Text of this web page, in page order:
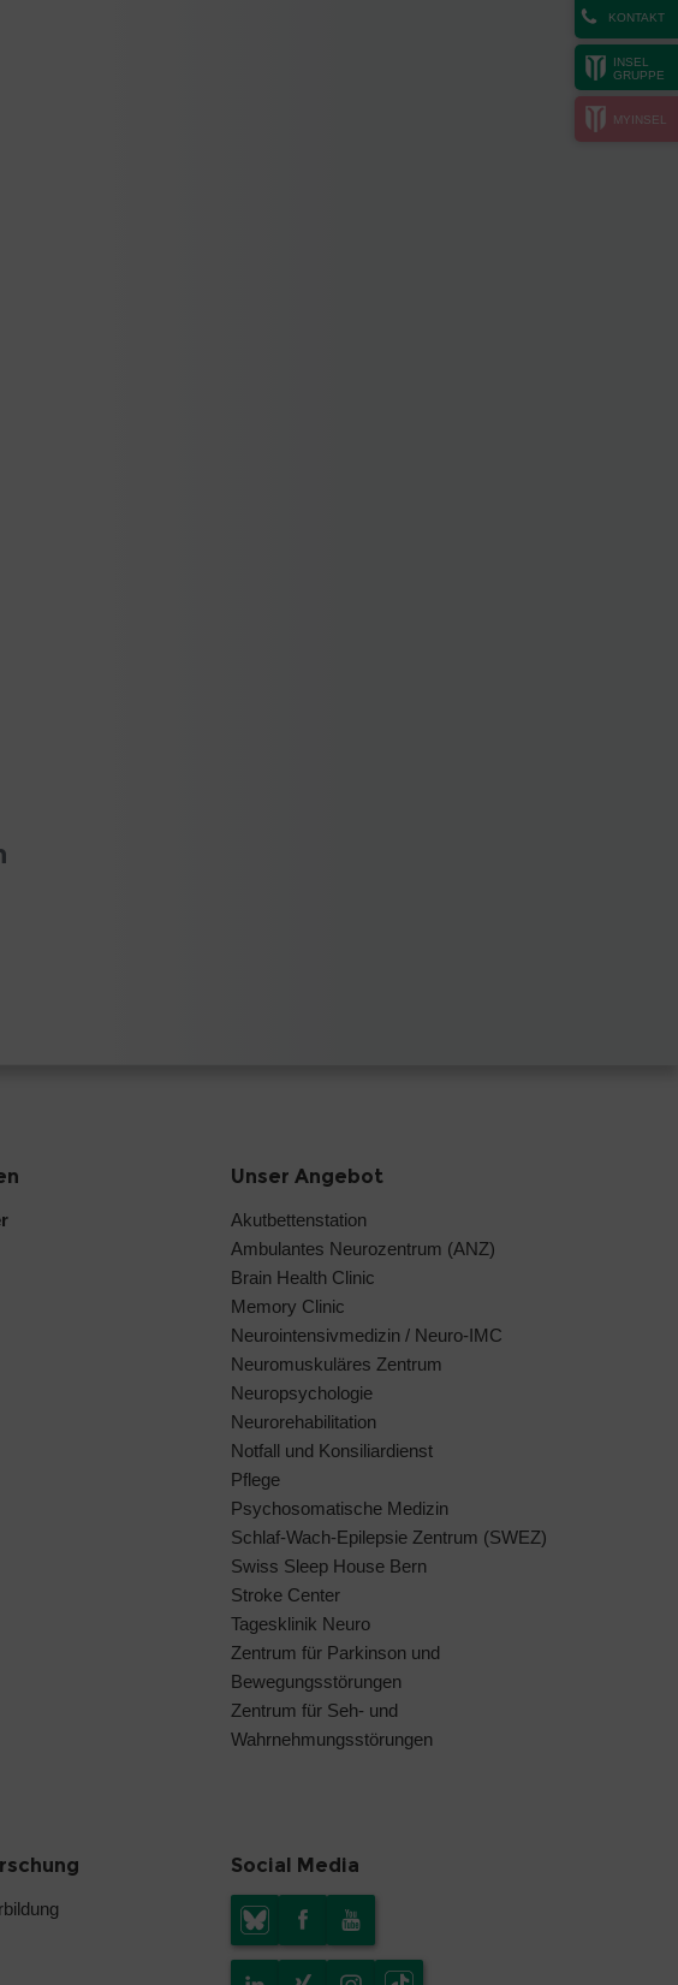
KONTAKT
INSEL
GRUPPE
MYINSEL
Unser Angebot
Akutbettenstation
Ambulantes Neurozentrum (ANZ)
Brain Health Clinic
Memory Clinic
Neurointensivmedizin / Neuro-IMC
Neuromuskuläres Zentrum
Neuropsychologie
Neurorehabilitation
Notfall und Konsiliardienst
Pflege
Psychosomatische Medizin
Schlaf-Wach-Epilepsie Zentrum (SWEZ)
Swiss Sleep House Bern
Stroke Center
Tagesklinik Neuro
Zentrum für Parkinson und
Bewegungsstörungen
Zentrum für Seh- und
Wahrnehmungsstörungen
Social Media